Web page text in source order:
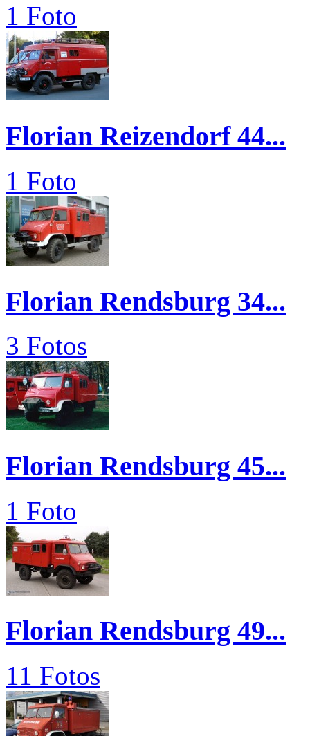
1 Foto
Florian Reizendorf 44...
1 Foto
Florian Rendsburg 34...
3 Fotos
Florian Rendsburg 45...
1 Foto
Florian Rendsburg 49...
11 Fotos